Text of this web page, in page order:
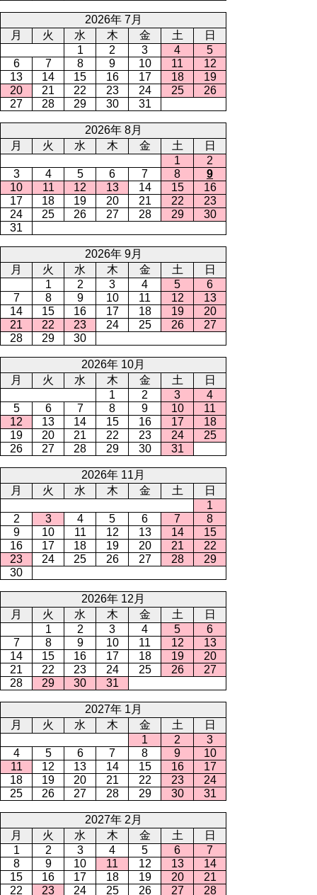
2026年 7月
月
火 水 木 金 土
日
1
2 3 4
5
6
7 8 9 10 11
12
13
14 15 16 17 18
19
20
21 22 23 24 25
26
27
28 29 30 31
2026年 8月
月
火 水 木 金 土
日
1
2
3
4 5 6 7 8
9
10
11 12 13 14 15
16
17
18 19 20 21 22
23
24
25 26 27 28 29
30
31
2026年 9月
月
火 水 木 金 土
日
1
2 3 4 5
6
7
8 9 10 11 12
13
14
15 16 17 18 19
20
21
22 23 24 25 26
27
28
29 30
2026年 10月
月
火 水 木 金 土
日
1
2 3
4
5
6 7 8 9 10
11
12
13 14 15 16 17
18
19
20 21 22 23 24
25
26
27 28 29 30 31
2026年 11月
月
火 水 木 金 土
日
1
2
3 4 5 6 7
8
9
10 11 12 13 14
15
16
17 18 19 20 21
22
23
24 25 26 27 28
29
30
2026年 12月
月
火 水 木 金 土
日
1
2 3 4 5
6
7
8 9 10 11 12
13
14
15 16 17 18 19
20
21
22 23 24 25 26
27
28
29 30 31
2027年 1月
月
火 水 木 金 土
日
1
2
3
4
5 6 7 8 9
10
11
12 13 14 15 16
17
18
19 20 21 22 23
24
25
26 27 28 29 30 31
2027年 2月
月
火 水 木 金 土
日
1
2 3 4 5 6
7
8
9 10 11 12 13
14
15
16 17 18 19 20
21
22
23 24 25 26 27 28